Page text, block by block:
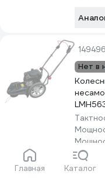
Главная Каталог
Нет в